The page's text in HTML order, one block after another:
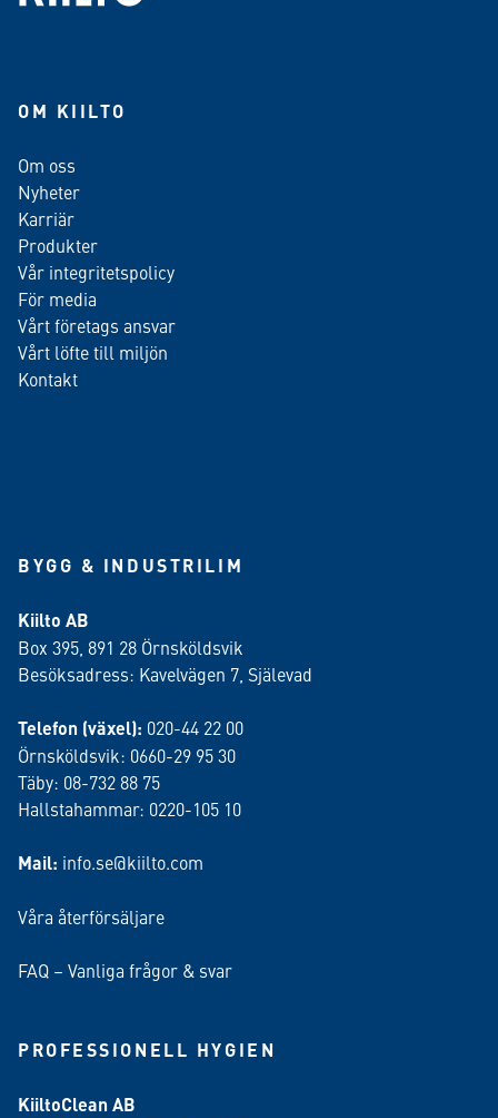
OM KIILTO
Om oss
Nyheter
Karriär
Produkter
Vår integritetspolicy
För media
Vårt företags ansvar
Vårt löfte till miljön
Kontakt
BYGG & INDUSTRILIM
Kiilto AB
Box 395, 891 28 Örnsköldsvik
Besöksadress: Kavelvägen 7, Själevad
Telefon (växel): 020-44 22 00
Örnsköldsvik: 0660-29 95 30
Täby: 08-732 88 75
Hallstahammar: 0220-105 10
Mail: info.se@kiilto.com
Våra återförsäljare
FAQ – Vanliga frågor & svar
PROFESSIONELL HYGIEN
KiiltoClean AB